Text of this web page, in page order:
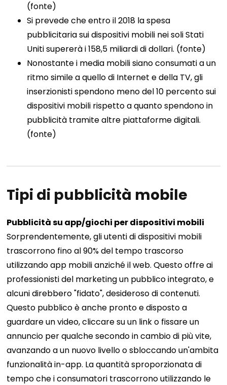
(fonte)
Si prevede che entro il 2018 la spesa
pubblicitaria sui dispositivi mobili nei soli Stati
Uniti supererà i 158,5 miliardi di dollari. (fonte)
Nonostante i media mobili siano consumati a un
ritmo simile a quello di Internet e della TV, gli
inserzionisti spendono meno del 10 percento sui
dispositivi mobili rispetto a quanto spendono in
pubblicità tramite altre piattaforme digitali.
(fonte)
Tipi di pubblicità mobile
Pubblicità su app/giochi per dispositivi mobili
Sorprendentemente, gli utenti di dispositivi mobili
trascorrono fino al 90% del tempo trascorso
utilizzando app mobili anziché il web. Questo offre ai
professionisti del marketing un pubblico integrato, e
alcuni direbbero "fidato", desideroso di contenuti.
Questo pubblico è anche pronto e disposto a
guardare un video, cliccare su un link o fissare un
annuncio per qualche secondo in cambio di più vite,
avanzando a un nuovo livello o sbloccando un'ambita
funzionalità in-app. La quantità sproporzionata di
tempo che i consumatori trascorrono utilizzando le